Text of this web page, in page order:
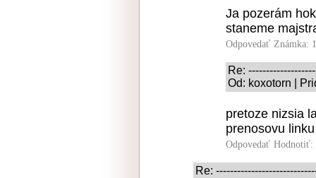
Ja pozerám
staneme
Odpovedať Známka:
Re:
Od: koxotorn |
pretoze nizsia
prenosovu linku
Odpovedať Hodnotiť:
Re: